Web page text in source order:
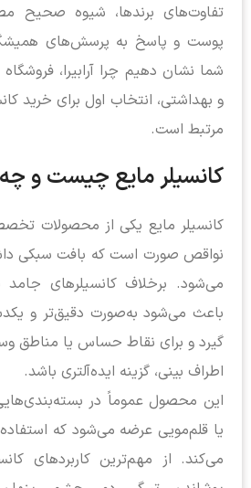
تفاوت‌های برندها، شیوه صحیح
پوست و پاسخ به پرسش‌های
شما نشان دهیم چرا آرابیرا،
و بهداشتی، انتخاب اول برای خرید
مرتبط است.
کانسیلر مایع چیست و چه
کانسیلر مایع یکی از محصولات
نواقص صورت است که بافت سبکی
می‌شود. برخلاف کانسیلرهای جامد
باعث می‌شود به‌صورت دقیق‌تر و
گیرد و برای نقاط حساس یا مناطق
اطراف بینی، گزینه ایده‌آلتری باشد.
این محصول عموماً در بسته‌بندی‌هایی
یا قلم‌مویی عرضه می‌شود که
می‌کند. از مهم‌ترین کاربردهای